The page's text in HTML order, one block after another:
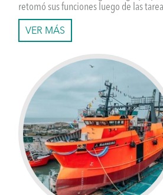
retomó sus funciones luego de las
VER MÁS